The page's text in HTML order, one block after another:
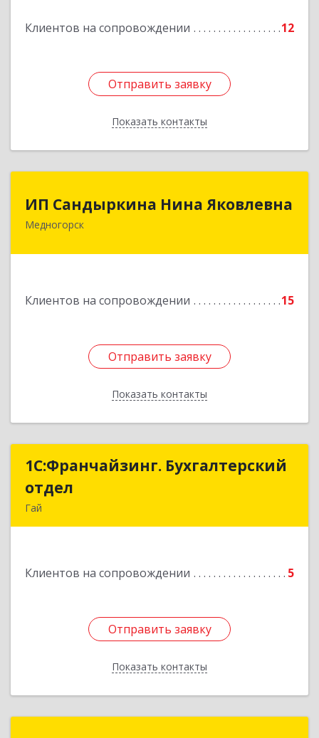
Клиентов на сопровождении 12
Отправить заявку
Показать контакты
Отправить заявку
Назад
ИП Сандыркина Нина Яковлевна
Медногорск
Клиентов на сопровождении 15
Отправить заявку
Показать контакты
462270, Оренбургская обл, Медногорск г,
Отправить заявку
Назад
1С:Франчайзинг. Бухгалтерский
отдел
Гай
Клиентов на сопровождении 5
Отправить заявку
Показать контакты
1С:Франчайзинг. Бухгалтерский
Подробнее
Отправить заявку
Назад